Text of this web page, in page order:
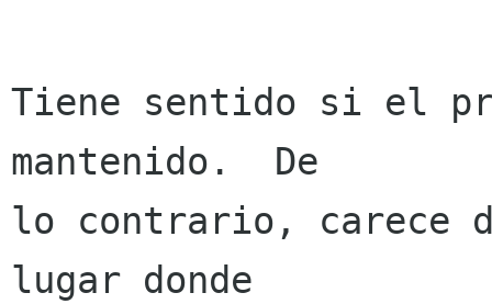
Tiene sentido si el
mantenido.  De
lo contrario, carece
lugar donde